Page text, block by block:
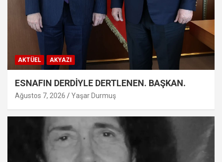
AKTÜEL AKYAZI
ESNAFIN DERDİYLE DERTLENEN. BAŞKAN.
Ağustos 7, 2026 Yaşar Durmuş